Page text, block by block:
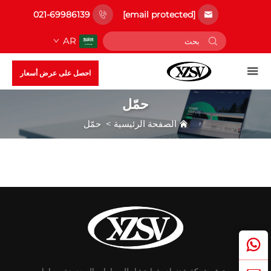
[email protected]
021-69986139
AR
احصل على عرض أسعار
حمّل
الصفحة الرئيسية > حمّل